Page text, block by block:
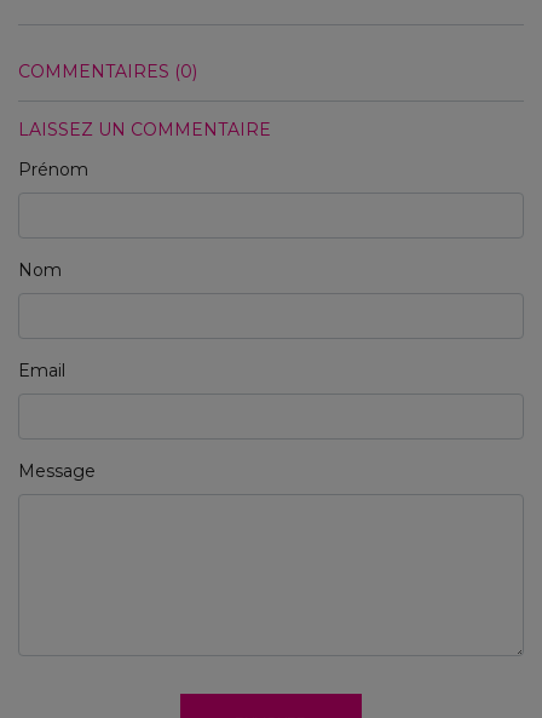
COMMENTAIRES (0)
LAISSEZ UN COMMENTAIRE
Prénom
Nom
Email
Message